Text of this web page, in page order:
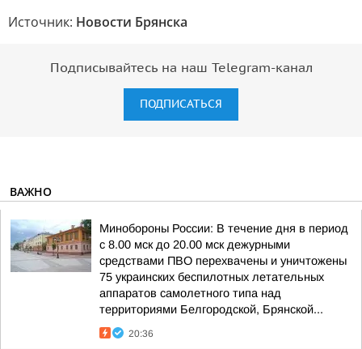
Источник: Новости Брянска
Подписывайтесь на наш Telegram-канал
ПОДПИСАТЬСЯ
ВАЖНО
Минобороны России: В течение дня в период
с 8.00 мск до 20.00 мск дежурными
средствами ПВО перехвачены и уничтожены
75 украинских беспилотных летательных
аппаратов самолетного типа над
территориями Белгородской, Брянской...
20:36